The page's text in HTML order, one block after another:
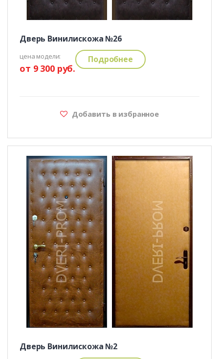
Дверь Винилискожа №26
цена модели:
от 9 300 руб.
Подробнее
Добавить в избранное
Дверь Винилискожа №2